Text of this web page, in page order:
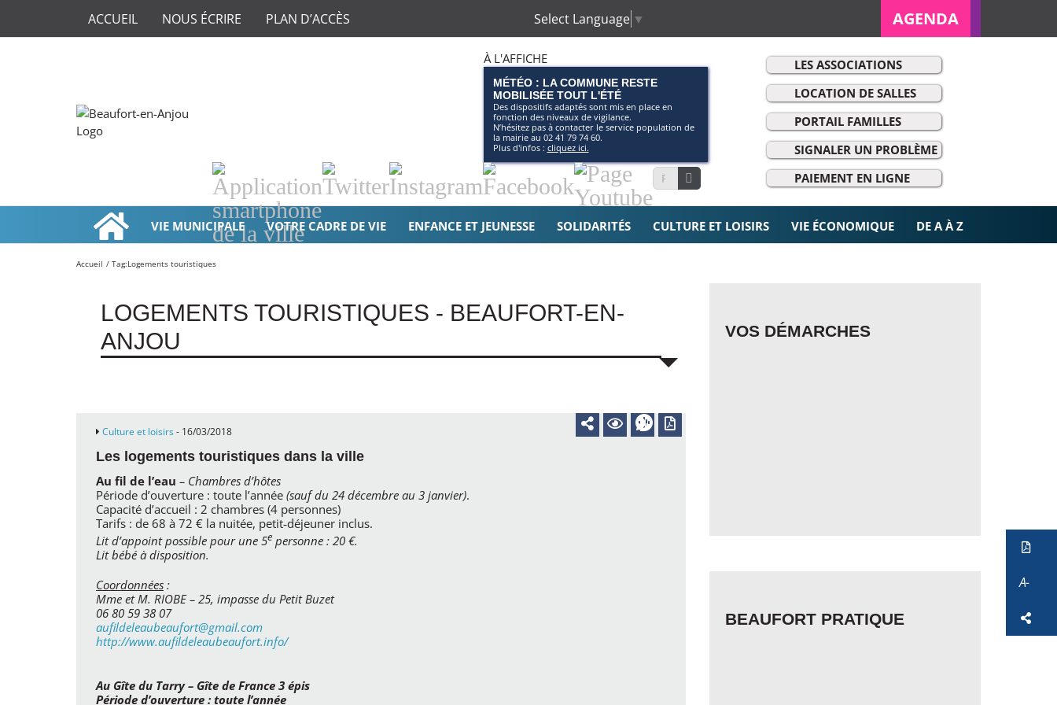
ACCUEIL NOUS ÉCRIRE PLAN D’ACCÈS Select Language ▼ AGENDA
À L'AFFICHE
MÉTÉO : LA COMMUNE RESTE
MOBILISÉE TOUT L'ÉTÉ
Des dispositifs adaptés sont mis en place en
fonction des niveaux de vigilance.
N’hésitez pas à contacter le service population de
la mairie au 02 41 79 74 60.
Plus d'infos : cliquez ici.
Application
smartphone
de
la
ville
Twitter Instagram FacebookPage
Youtube
Rechercher:
LES ASSOCIATIONS
LOCATION DE SALLES
PORTAIL FAMILLES
SIGNALER UN PROBLÈME
PAIEMENT EN LIGNE
VIE MUNICIPALE VOTRE CADRE DE VIE ENFANCE ET JEUNESSE SOLIDARITÉS CULTURE ET LOISIRS VIE ÉCONOMIQUE DE A À Z
Accueil Tag:Logements touristiques
LOGEMENTS TOURISTIQUES - BEAUFORT-EN-
ANJOU
Culture et loisirs- 16/03/2018
Les logements touristiques dans la ville
Au fil de l’eau – Chambres d’hôtes
Période d’ouverture : toute l’année (sauf du 24 décembre au 3 janvier).
Capacité d’accueil : 2 chambres (4 personnes)
Tarifs : de 68 à 72 € la nuitée, petit‑déjeuner inclus.
Lit d’appoint possible pour une 5e personne : 20 €.
Lit bébé à disposition.
Coordonnées :
Mme et M. RIOBE – 25, impasse du Petit Buzet
06 80 59 38 07
aufildeleaubeaufort@gmail.com
http://www.aufildeleaubeaufort.info/
Au Gîte du Tarry– Gîte de France 3 épis
Période d’ouverture : toute l’année
VOS DÉMARCHES
BEAUFORT PRATIQUE